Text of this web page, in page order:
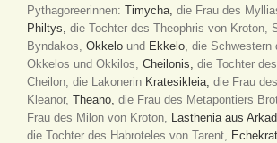
Pythagoreerinnen: Timycha, die Frau des
Philtys, die Tochter des Theophris von Kroton,
Byndakos, Okkelo und Ekkelo, die Schwestern
Okkelos und Okkilos, Cheilonis, die Tochter
Cheilon, die Lakonerin Kratesikleia, die Frau
Kleanor, Theano, die Frau des Metapontiers
Frau des Milon von Kroton,
Lasthenia aus
die Tochter des Habroteles von Tarent,